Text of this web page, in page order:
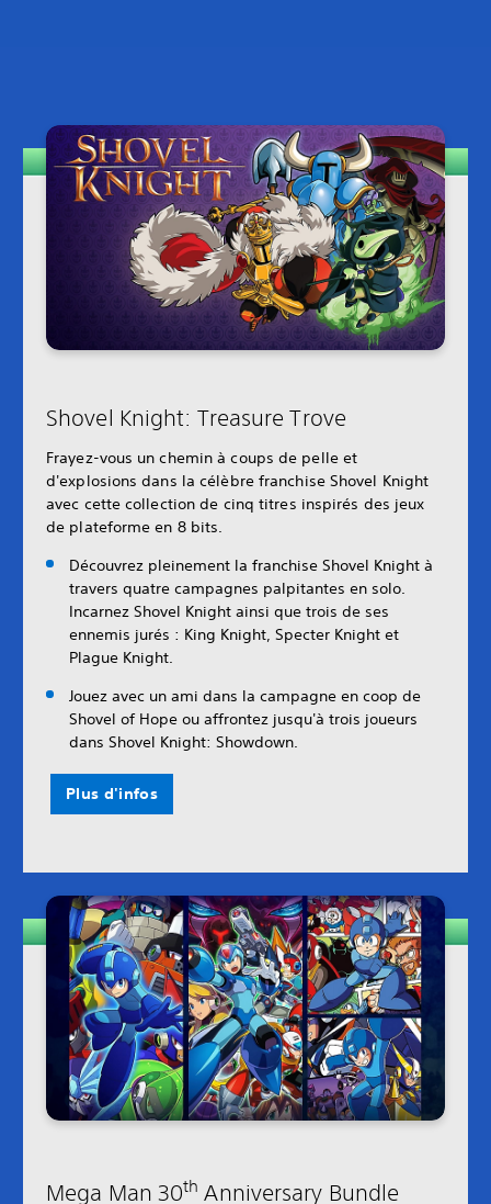
Shovel Knight: Treasure Trove
Frayez-vous un chemin à coups de pelle et
d'explosions dans la célèbre franchise Shovel Knight
avec cette collection de cinq titres inspirés des jeux
de plateforme en 8 bits.
Découvrez pleinement la franchise Shovel Knight à
travers quatre campagnes palpitantes en solo.
Incarnez Shovel Knight ainsi que trois de ses
ennemis jurés : King Knight, Specter Knight et
Plague Knight.
Jouez avec un ami dans la campagne en coop de
Shovel of Hope ou affrontez jusqu'à trois joueurs
dans Shovel Knight: Showdown.
Plus d'infos
Mega Man 30th Anniversary Bundle